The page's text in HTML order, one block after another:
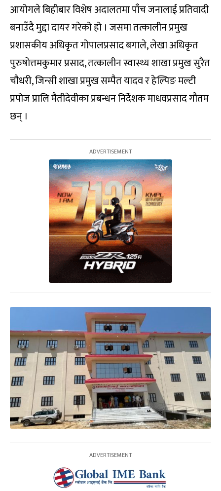
आयोगले बिहीबार विशेष अदालतमा पाँच जनालाई प्रतिवादी
बनाउँदै मुद्दा दायर गरेको हो । जसमा तत्कालीन प्रमुख
प्रशासकीय अधिकृत गोपालप्रसाद बगाले, लेखा अधिकृत
पुरुषोत्तमकुमार प्रसाद, तत्कालीन स्वास्थ्य शाखा प्रमुख सुरैत
चौधरी, जिन्सी शाखा प्रमुख सम्पैत यादव र हेल्पिङ मल्टी
प्रपोज प्रालि मैतीदेवीका प्रबन्धन निर्देशक माधवप्रसाद गौतम
छन् ।